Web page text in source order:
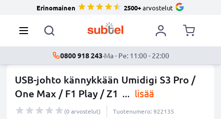
Erinomainen 2500+arvostelut
0800 918 243·Ma - Pe: 11:00 - 22:00
USB-johto kännykkään Umidigi S3 Pro /
One Max / F1 Play / Z1 ... lisää
(0 arvostelut) Tuotenumero: 922135